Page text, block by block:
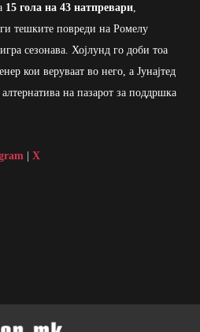
15 гола на 43 натпревари
тешките повреди на Ромелу
сезонава. Хојлунд го доби тоа
кои веруваат во него, а Јунајтед
на пазарот за поддршка
X